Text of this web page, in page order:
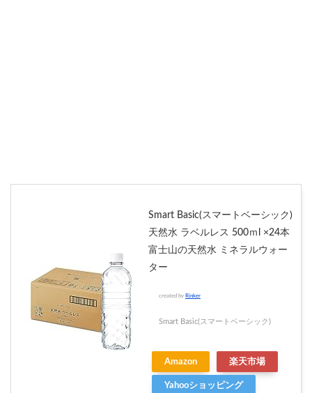
Smart Basic(スマートベーシック)
天然水 ラベルレス 500ｍl ×24本
富士山の天然水 ミネラルウォー
ター
created by Rinker
Smart Basic(スマートベーシック)
Amazon 楽天市場
Yahooショッピング